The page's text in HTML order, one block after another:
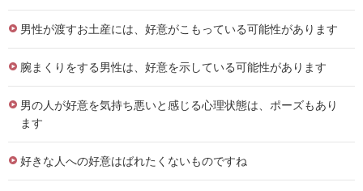
男性が渡すお土産には、好意がこもっている可能性があります
腕まくりをする男性は、好意を示している可能性があります
男の人が好意を気持ち悪いと感じる心理状態は、ポーズもあり
ます
好きな人への好意はばれたくないものですね